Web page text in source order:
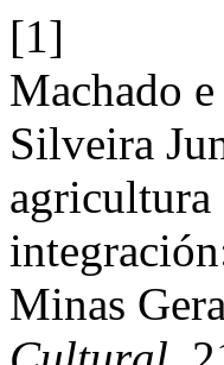
[1]
Machado
Silveira
agricultura
Minas